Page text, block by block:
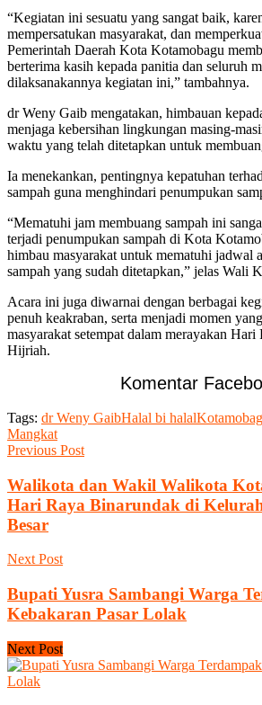
“Kegiatan ini sesuatu yang sangat baik,
mempersatukan masyarakat, dan
Pemerintah Daerah Kota Kotamobagu
berterima kasih kepada panitia dan seluruh
dilaksanakannya kegiatan ini,” tambahnya.
dr Weny Gaib mengatakan, himbauan
menjaga kebersihan lingkungan masing-
waktu yang telah ditetapkan untuk
Ia menekankan, pentingnya kepatuhan
sampah guna menghindari penumpukan
“Mematuhi jam membuang sampah ini
terjadi penumpukan sampah di Kota
himbau masyarakat untuk mematuhi jadwal
sampah yang sudah ditetapkan,” jelas Wali
Acara ini juga diwarnai dengan berbagai
penuh keakraban, serta menjadi momen
masyarakat setempat dalam merayakan
Hijriah.
Komentar
Tags: dr Weny GaibHalal bi halal
Mangkat
Previous Post
Walikota dan Wakil Walikota
Hari Raya Binarundak di
Besar
Next Post
Bupati Yusra Sambangi Warga
Kebakaran Pasar Lolak
Next Post